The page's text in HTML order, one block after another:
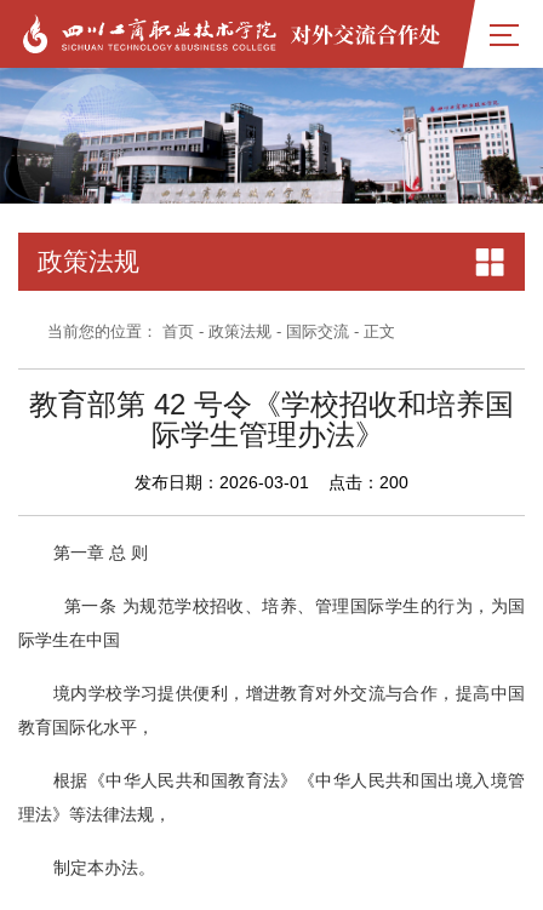
政策法规
当前您的位置： 首页 - 政策法规 - 国际交流 - 正文
教育部第 42 号令《学校招收和培养国
际学生管理办法》
发布日期：2026-03-01 点击： 200
第一章 总 则
  第一条 为规范学校招收、培养、管理国际学生的行为，为国
际学生在中国
境内学校学习提供便利，增进教育对外交流与合作，提高中国
教育国际化水平，
根据《中华人民共和国教育法》《中华人民共和国出境入境管
理法》等法律法规，
制定本办法。